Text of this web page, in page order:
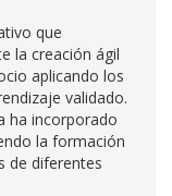
que
la creación ágil
aplicando los
validado.
ha incorporado
la formación
de diferentes